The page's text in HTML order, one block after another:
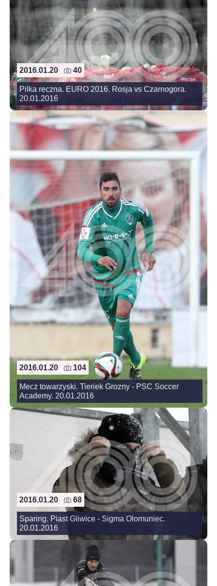
2016.01.20 40
Pilka reczna. EURO 2016. Rosja vs Czarnogora.
20.01.2016
2016.01.20 104
Mecz towarzyski. Tieriek Grozny - PSC Soccer
Academy. 20.01.2016
2016.01.20 68
Sparing. Piast Gliwice - Sigma Olomuniec.
20.01.2016